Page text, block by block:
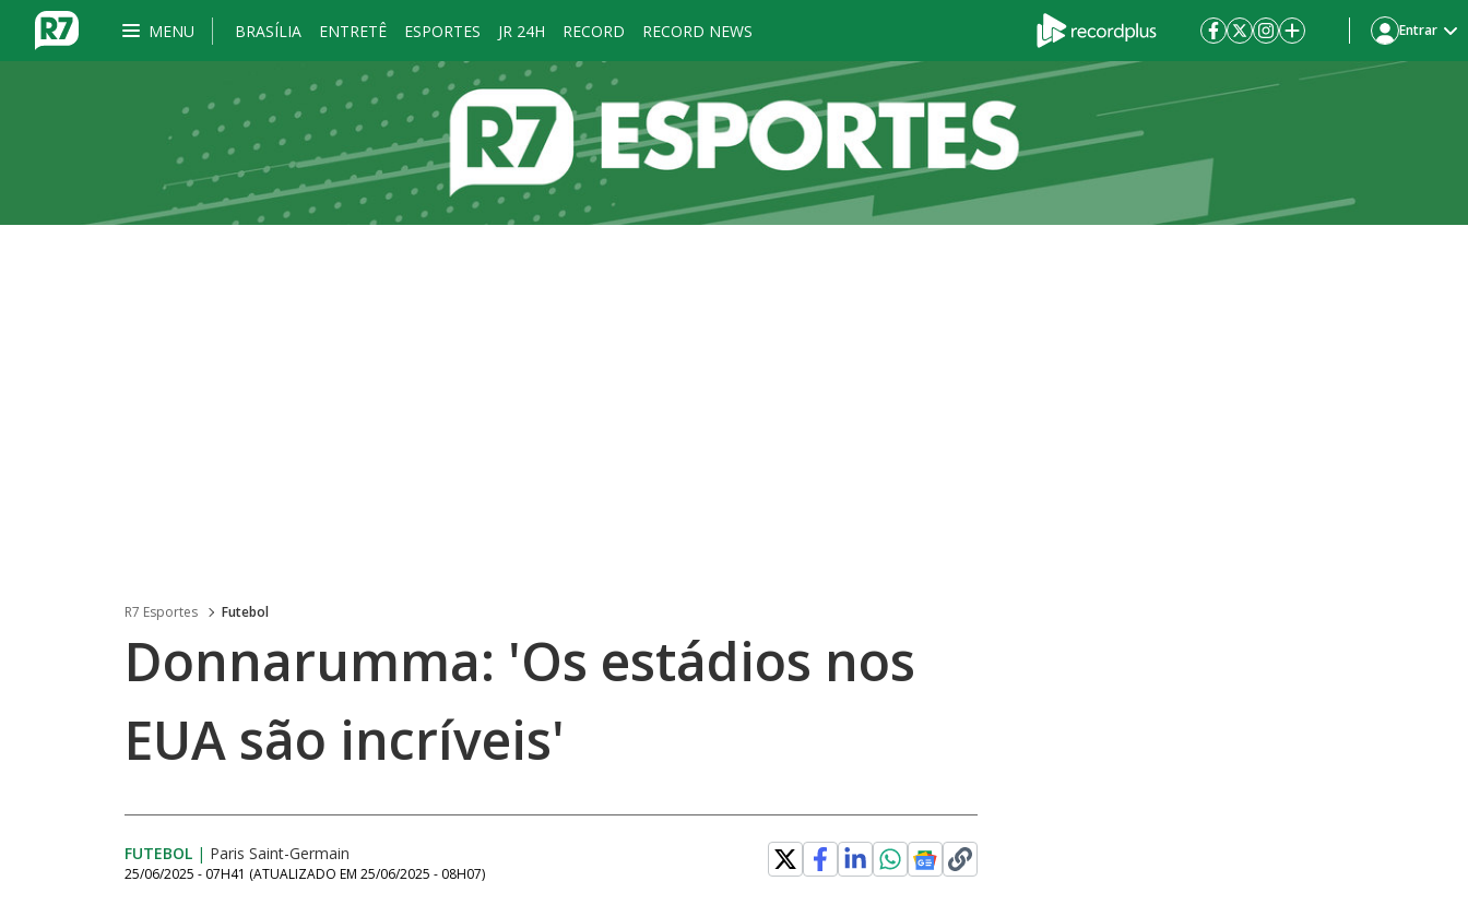
MENU BRASÍLIA ENTRETÊ ESPORTES JR 24H RECORD RECORD NEWS Entrar
R7 Esportes Futebol
Donnarumma: 'Os estádios nos
EUA são incríveis'
FUTEBOL | Paris Saint-Germain
25/06/2025 - 07H41 (ATUALIZADO EM 25/06/2025 - 08H07)